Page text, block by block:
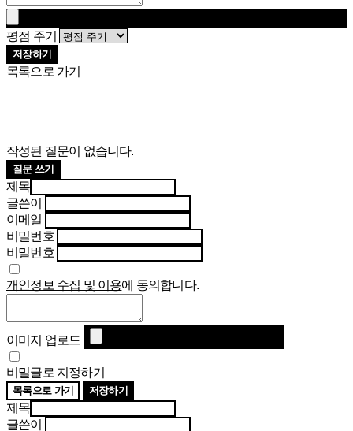
평점 주기
저장하기
목록으로 가기
작성된 질문이 없습니다.
질문 쓰기
제목
글쓴이
이메일
비밀번호
비밀번호
개인정보 수집 및 이용에 동의합니다.
이미지 업로드
비밀글로 지정하기
목록으로 가기 저장하기
제목
글쓴이